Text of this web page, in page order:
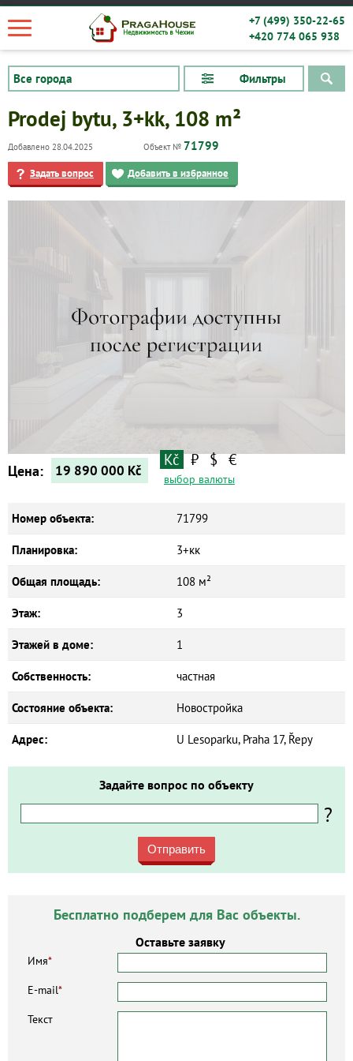
+7 (499) 350-22-65
+420 774 065 938
Фильтры
Prodej bytu, 3+kk, 108 m²
Добавлено 28.04.2025 Объект № 71799
Задать вопрос Добавить в избранное
Цена: 19 890 000 Kč
Kč ₽ $ €
выбор валюты
Номер объекта: 71799
Планировка: 3+кк
Общая площадь: 108 м²
Этаж: 3
Этажей в доме: 1
Собственность: частная
Состояние объекта: Новостройка
Адрес: U Lesoparku, Praha 17, Řepy
Задайте вопрос по объекту
?
Отправить
Бесплатно подберем для Вас объекты.
Оставьте заявку
Имя*
E-mail*
Текст